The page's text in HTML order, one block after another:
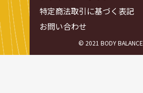
特定商法取引に基づく表記
お問い合わせ
© 2021 BODY BALANCE